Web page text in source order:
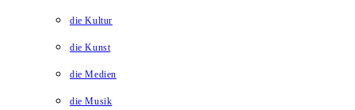
die Kultur
die Kunst
die Medien
die Musik